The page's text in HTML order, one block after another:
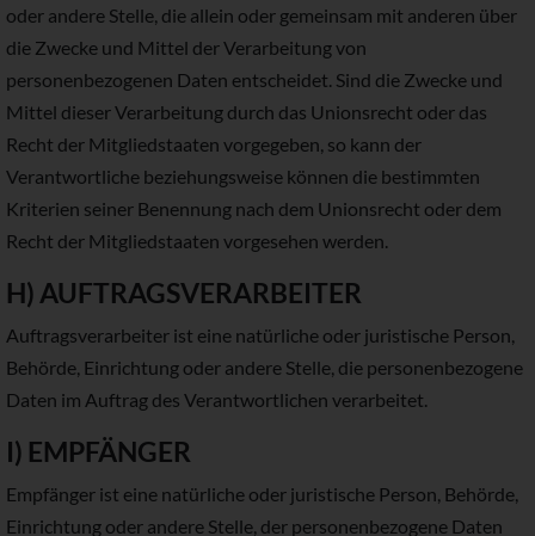
oder andere Stelle, die allein oder gemeinsam mit anderen über
die Zwecke und Mittel der Verarbeitung von
personenbezogenen Daten entscheidet. Sind die Zwecke und
Mittel dieser Verarbeitung durch das Unionsrecht oder das
Recht der Mitgliedstaaten vorgegeben, so kann der
Verantwortliche beziehungsweise können die bestimmten
Kriterien seiner Benennung nach dem Unionsrecht oder dem
Recht der Mitgliedstaaten vorgesehen werden.
H) AUFTRAGSVERARBEITER
Auftragsverarbeiter ist eine natürliche oder juristische Person,
Behörde, Einrichtung oder andere Stelle, die personenbezogene
Daten im Auftrag des Verantwortlichen verarbeitet.
I) EMPFÄNGER
Empfänger ist eine natürliche oder juristische Person, Behörde,
Einrichtung oder andere Stelle, der personenbezogene Daten